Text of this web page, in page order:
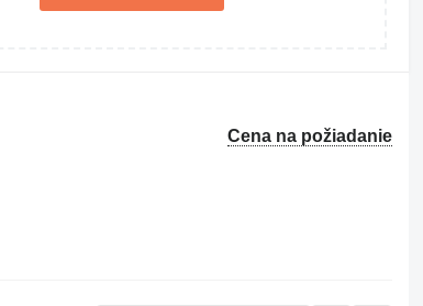
Cena na požiadanie